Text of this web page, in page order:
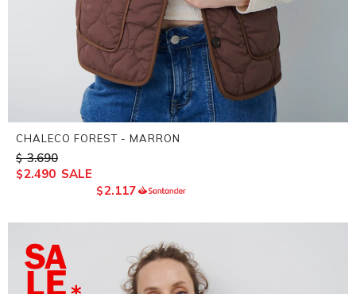
CHALECO FOREST - MARRON
$ 3.690
$2.490
$2.117